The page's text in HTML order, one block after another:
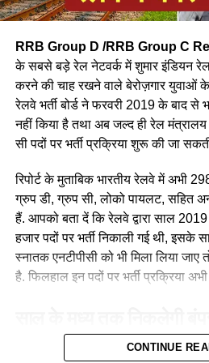
आपने अमूमन पुरुषों को ही रेल चलाते हुए
बिंदी, भरी हुई मांग और हाथ में लाल चूड़ी
नीलम राथल रेल में सवार हजारों यात्रियों
रेलवे की सीनियर असिस्टेंट लोको पायलट
पेसीजर ट्रेन चलाती है तो कई लोग उन्हें
लड़कीया उन्हे देखकर काफी खुश भी होती है
है।
RRB Group D /RRB Group C
के सबसे बड़े रेल नेटवर्क में शुमार इंडियन
करने की चाह रखने वाले बेरोज़गार युवाओं
रेलवे भर्ती बोर्ड ने फरवरी 2019 के बाद से
नहीं किया है तथा अब जल्द ही रेल
सी पदों पर भर्ती प्रक्रिया शुरू की जा
रिपोर्ट के मुताबिक भारतीय रेलवे में अभी
ग्रुप डी, ग्रुप सी, लोको पायलट, सहित
हैं. आपको बता दें कि रेलवे द्वारा साल
हजार पदों पर भर्ती निकाली गई थी, इसके
स्नातक एनटीपीसी को भी मिला लिया
है. फिलहाल इन पदों पर भर्ती प्रक्रिया
Recruitment 2023)
CONTINUE